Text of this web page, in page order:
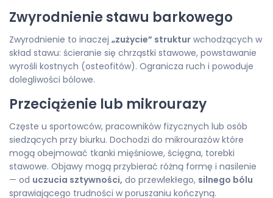
Zwyrodnienie stawu barkowego
Zwyrodnienie to inaczej „zużycie” struktur wchodzących w
skład stawu: ścieranie się chrząstki stawowe, powstawanie
wyrośli kostnych (osteofitów). Ogranicza ruch i powoduje
dolegliwości bólowe.
Przeciążenie lub mikrourazy
Częste u sportowców, pracowników fizycznych lub osób
siedzących przy biurku. Dochodzi do mikrourazów które
mogą obejmować tkanki mięśniowe, ścięgna, torebki
stawowe. Objawy mogą przybierać różną formę i nasilenie
— od uczucia sztywności, do przewlekłego, silnego bólu
sprawiającego trudności w poruszaniu kończyną.